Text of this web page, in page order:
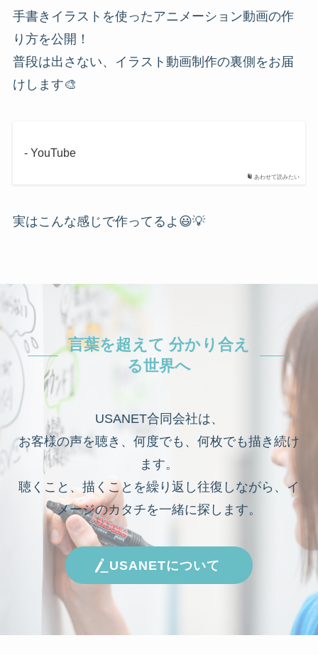
手書きイラストを使ったアニメーション動画の作
り方を公開！
普段は出さない、イラスト動画制作の裏側をお届
けします🎨
あわせて読みたい
- YouTube
実はこんな感じで作ってるよ😃💡
言葉を超えて 分かり合え
る世界へ
USANET合同会社は、
お客様の声を聴き、何度でも、何枚でも描き続け
ます。
聴くこと、描くことを繰り返し往復しながら、イ
メージのカタチを一緒に探します。
USANETについて